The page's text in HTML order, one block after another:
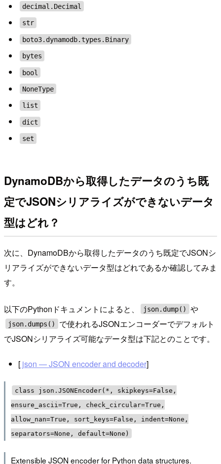
decimal.Decimal
str
boto3.dynamodb.types.Binary
bytes
bool
NoneType
list
dict
set
DynamoDBから取得したデータのうち既
定でJSONシリアライズができないデータ
型はどれ？
次に、DynamoDBから取得したデータのうち既定でJSONシ
リアライズができないデータ型はどれであるか確認してみま
す。
以下のPythonドキュメントによると、 json.dump() や
json.dumps()
で使われるJSONエンコーダーでデフォルト
でJSONシリアライズ可能なデータ型は下記とのことです。
[json — JSON encoder and decoder]
class json.JSONEncoder(*, skipkeys=False,
ensure_ascii=True, check_circular=True,
allow_nan=True, sort_keys=False, indent=None,
separators=None, default=None)
Extensible JSON encoder for Python data structures.